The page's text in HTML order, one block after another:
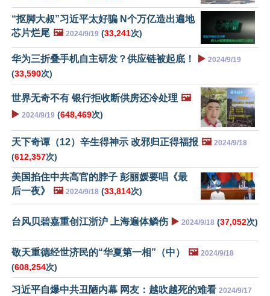
“抠脚大叔”习近平太好骗 N个万亿造出遍地
芯片烂尾 🖼️ 2024/9/19 (33,241次)
华为三折叠手机自主研发？供应链被起底！ ▶️ 2024/9/19
(33,590次)
世界无奇不有 银行拒收断供房还冷处理 🖼️
▶️ 2024/9/19 (648,469次)
天下奇谭（12）辛生得神示 改邪归正得福报 🖼️ 2024/9/18
(612,357次)
美国掐住中共高官的脖子 彭丽媛要唱《最
后一夜》
🖼️ 2024/9/18 (33,814次)
台风贝碧嘉重创江浙沪 上海遍体鳞伤 ▶️ 2024/9/18 (37,052次)
敬天重德经世济民的“华夏第一相”（中） 🖼️ 2024/9/18
(608,254次)
习近平自爆中共丑陋内幕 网友：越吹越死的难看 2024/9/17